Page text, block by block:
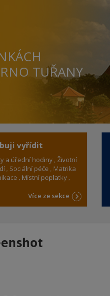
TUŘANY
vyřídit
a úřední hodiny Životní
Sociální péče
Matrika
Místní poplatky
Více ze sekce